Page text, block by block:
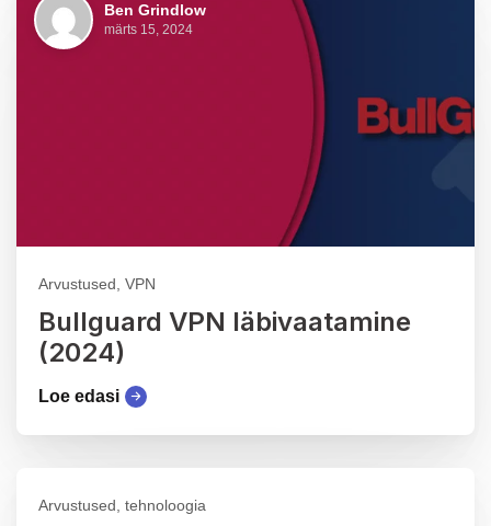
Ben Grindlow
märts 15, 2024
Arvustused, VPN
Bullguard VPN läbivaatamine
(2024)
Loe edasi
Arvustused, tehnoloogia